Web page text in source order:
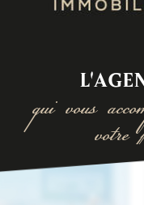
qui vous
votre